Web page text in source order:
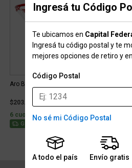
Ingresá tu Código
Te ubicamos en Capital
Ingresá tu código postal y te
mejores opciones de retiro y
Código Postal
No sé mi Código Postal
A todo el país Envío gratis
Aro Básquet Spalding Standard
$203.999
6 cuotas sin interés de $34.000
Gratis Stock para envío